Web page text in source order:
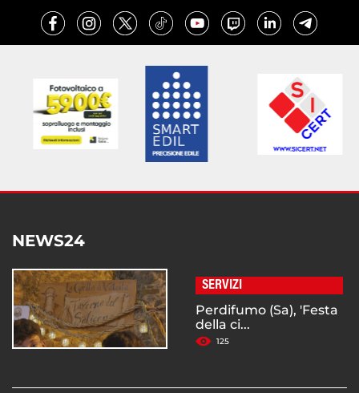
NEWS24
SERVIZI
Perdifumo (Sa), 'Festa
della ci...
125